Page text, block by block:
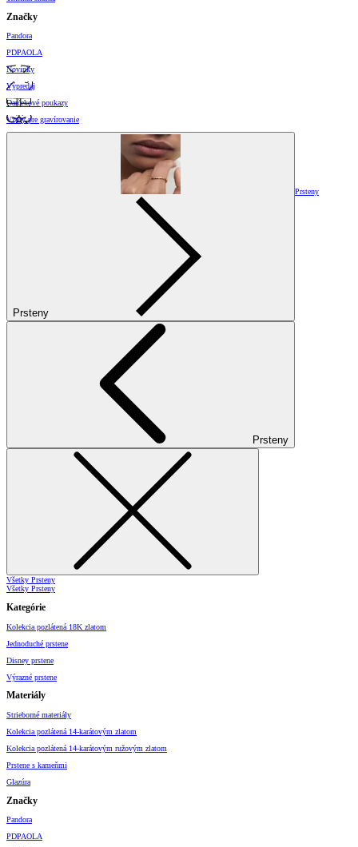
Značky
Pandora
PDPAOLA
Novinky
Výpredaj
Darčekové poukazy
Vzory pre gravírovanie
Prsteny
Prsteny
Prsteny
Všetky Prsteny
Všetky Prsteny
Kategórie
Kolekcia pozlátená 18K zlatom
Jednoduché prstene
Disney prstene
Výrazné prstene
Materiály
Strieborné materiály
Kolekcia pozlátená 14-karátovým zlatom
Kolekcia pozlátená 14-karátovým ružovým zlatom
Prstene s kameňmi
Glazúra
Značky
Pandora
PDPAOLA